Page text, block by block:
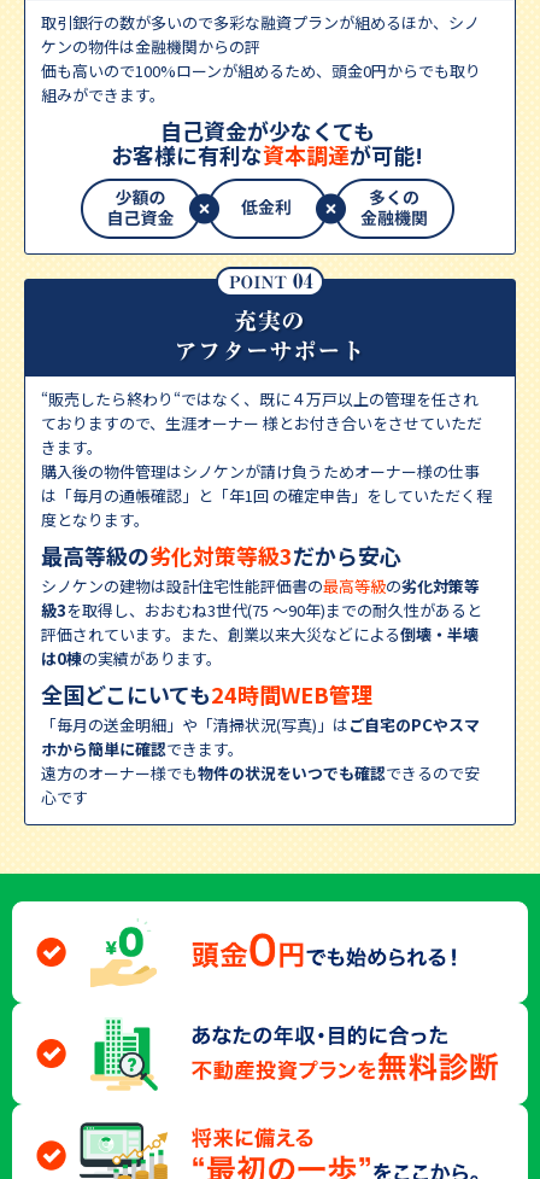
取引銀行の数が多いので多彩な融資プランが組めるほか、シノ
ケンの物件は金融機関からの評
価も高いので100%ローンが組めるため、頭金0円からでも取り
組みができます。
自己資金が少なくても
お客様に有利な資本調達が可能!
“販売したら終わり“ではなく、既に４万戸以上の管理を任され
ておりますので、生涯オーナー 様とお付き合いをさせていただ
きます。
購入後の物件管理はシノケンが請け負うためオーナー様の仕事
は「毎月の通帳確認」と「年1回 の確定申告」をしていただく程
度となります。
最高等級の劣化対策等級3だから安心
シノケンの建物は設計住宅性能評価書の最高等級の劣化対策等
級3を取得し、おおむね3世代(75 〜90年)までの耐久性があると
評価されています。また、創業以来大災などによる倒壊・半壊
は0棟の実績があります。
全国どこにいても24時間WEB管理
「毎月の送金明細」や「清掃状況(写真)」はご自宅のPCやスマ
ホから簡単に確認できます。
遠方のオーナー様でも物件の状況をいつでも確認できるので安
⼼です